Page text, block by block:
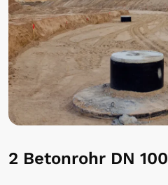
2 Betonrohr DN 100